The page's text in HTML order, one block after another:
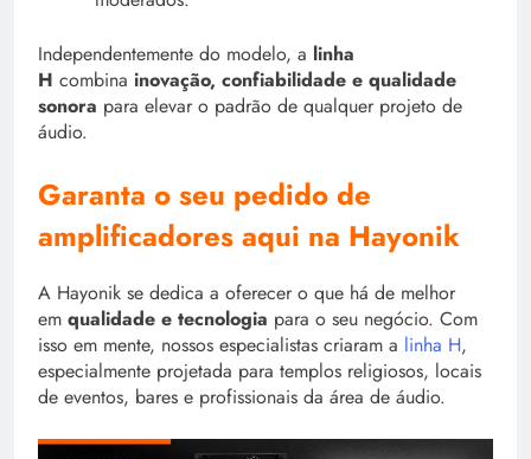
Independentemente do modelo, a linha
H combina inovação, confiabilidade e qualidade
sonora para elevar o padrão de qualquer projeto de
áudio.
Garanta o seu pedido de
amplificadores aqui na Hayonik
A Hayonik se dedica a oferecer o que há de melhor
em qualidade e tecnologia para o seu negócio. Com
isso em mente, nossos especialistas criaram a linha H,
especialmente projetada para templos religiosos, locais
de eventos, bares e profissionais da área de áudio.